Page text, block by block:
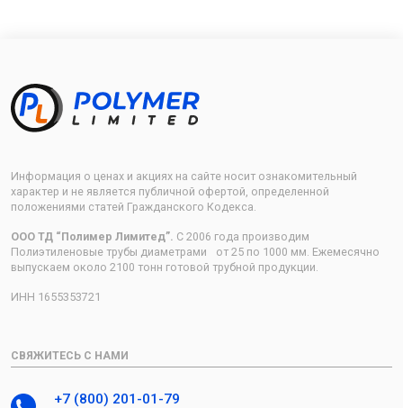
Информация о ценах и акциях на сайте носит ознакомительный
характер и не является публичной офертой, определенной
положениями статей Гражданского Кодекса.
ООО ТД “Полимер Лимитед”. С 2006 года производим
Полиэтиленовые трубы диаметрами от 25 по 1000 мм. Ежемесячно
выпускаем около 2100 тонн готовой трубной продукции.
ИНН 1655353721
СВЯЖИТЕСЬ С НАМИ
+7 (800) 201-01-79